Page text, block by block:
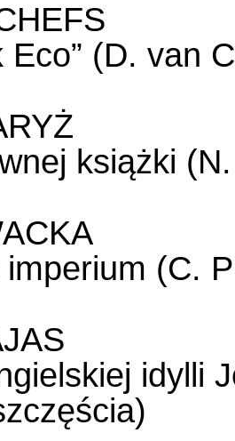
Eco” (D. van
książki
(C.
idylli